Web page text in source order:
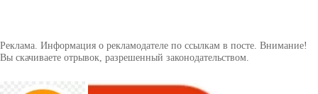
Реклама. Информация о рекламодателе по ссылкам в посте. Внимание!
Вы скачиваете отрывок, разрешенный законодательством.